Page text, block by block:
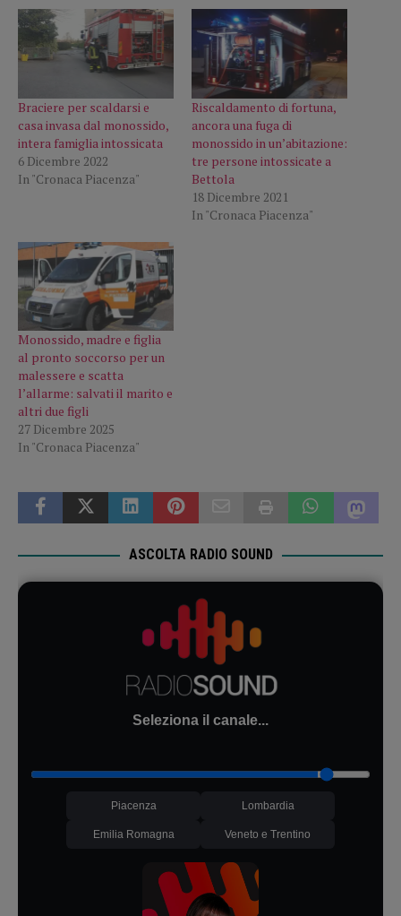
Braciere per scaldarsi e
casa invasa dal monossido,
intera famiglia intossicata
6 Dicembre 2022
In "Cronaca Piacenza"
Riscaldamento di fortuna,
ancora una fuga di
monossido in un’abitazione:
tre persone intossicate a
Bettola
18 Dicembre 2021
In "Cronaca Piacenza"
Monossido, madre e figlia
al pronto soccorso per un
malessere e scatta
l’allarme: salvati il marito e
altri due figli
27 Dicembre 2025
In "Cronaca Piacenza"
ASCOLTA RADIO SOUND
Seleziona il canale...
Piacenza Lombardia
Emilia Romagna Veneto e Trentino